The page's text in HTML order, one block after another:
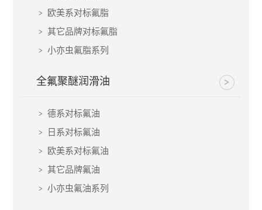
欧美系对标氟脂
其它品牌对标氟脂
小亦虫氟脂系列
全氟聚醚润滑油
德系对标氟油
日系对标氟油
欧美系对标氟油
其它品牌氟油
小亦虫氟油系列